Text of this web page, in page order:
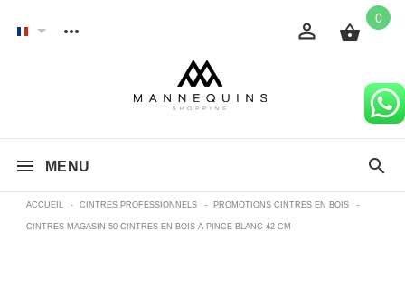
0
MENU
ACCUEIL - CINTRES PROFESSIONNELS - PROMOTIONS CINTRES EN BOIS -
CINTRES MAGASIN 50 CINTRES EN BOIS A PINCE BLANC 42 CM